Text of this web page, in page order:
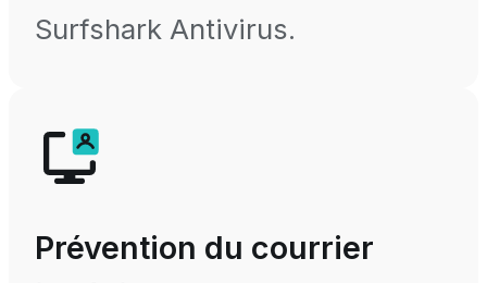
Surfshark Antivirus.
Prévention du courrier